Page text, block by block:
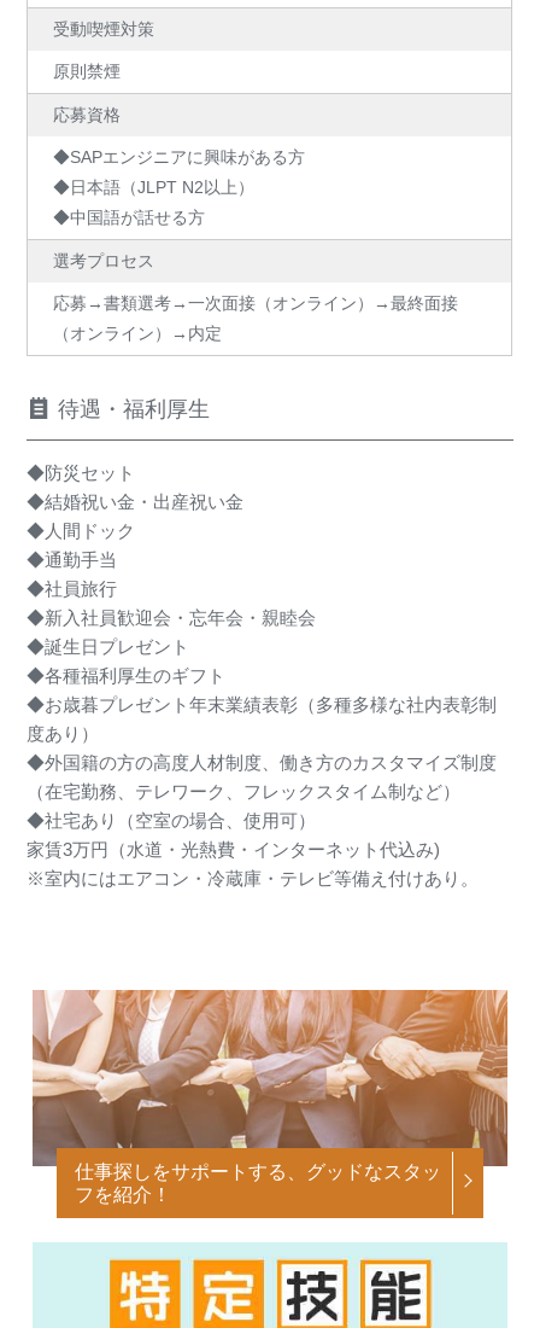
受動喫煙対策
原則禁煙
応募資格
◆SAPエンジニアに興味がある方
◆日本語（JLPT N2以上）
◆中国語が話せる方
選考プロセス
応募→書類選考→一次面接（オンライン）→最終面接
（オンライン）→内定
待遇・福利厚生
◆防災セット
◆結婚祝い金・出産祝い金
◆人間ドック
◆通勤手当
◆社員旅行
◆新入社員歓迎会・忘年会・親睦会
◆誕生日プレゼント
◆各種福利厚生のギフト
◆お歳暮プレゼント年末業績表彰（多種多様な社内表彰制
度あり）
◆外国籍の方の高度人材制度、働き方のカスタマイズ制度
（在宅勤務、テレワーク、フレックスタイム制など）
◆社宅あり（空室の場合、使用可）
家賃3万円（水道・光熱費・インターネット代込み)
※室内にはエアコン・冷蔵庫・テレビ等備え付けあり。
仕事探しをサポートする、グッドなスタッ
フを紹介！